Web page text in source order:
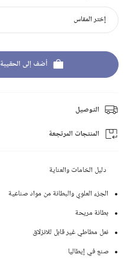
إختر المقاس
أضف إلى الحقيبة
التوصيل
المنتجات المرتجعة
دليل الخامات والعناية
الجزء العلوي والبطانة من مواد صناعية
بطانة مريحة
نعل مطاطي غير قابل للانزلاق
صنع في إيطاليا